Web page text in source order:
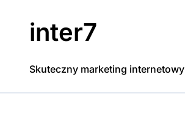
inter7
Skuteczny marketing internetowy